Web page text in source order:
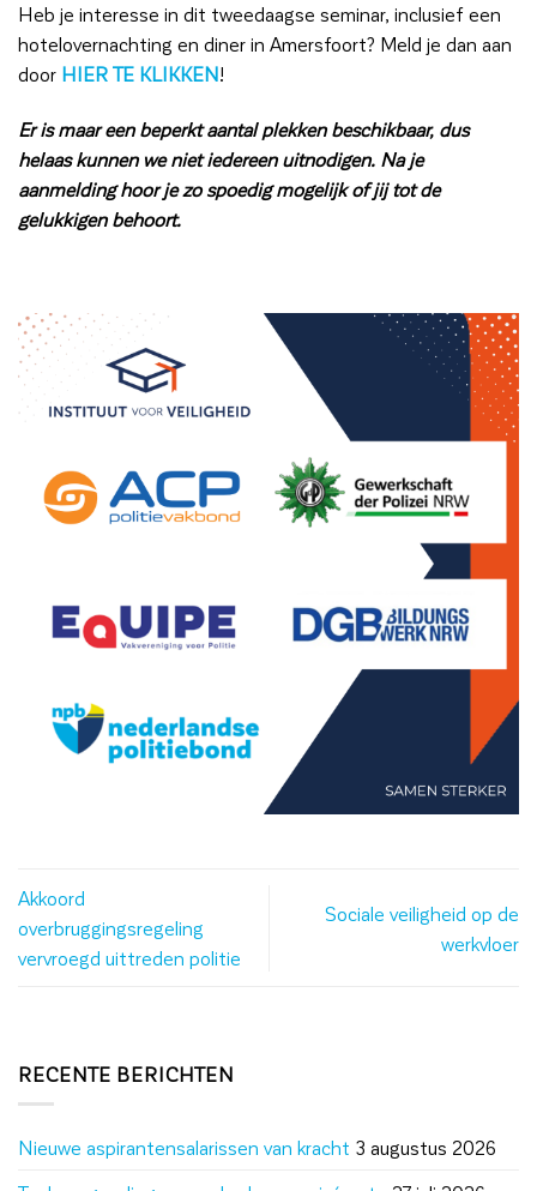
Heb je interesse in dit tweedaagse seminar, inclusief een
hotelovernachting en diner in Amersfoort? Meld je dan aan
door HIER TE KLIKKEN!
Er is maar een beperkt aantal plekken beschikbaar, dus
helaas kunnen we niet iedereen uitnodigen. Na je
aanmelding hoor je zo spoedig mogelijk of jij tot de
gelukkigen behoort.
Akkoord
overbruggingsregeling
vervroegd uittreden politie
Sociale veiligheid op de
werkvloer
RECENTE BERICHTEN
Nieuwe aspirantensalarissen van kracht 3 augustus 2026